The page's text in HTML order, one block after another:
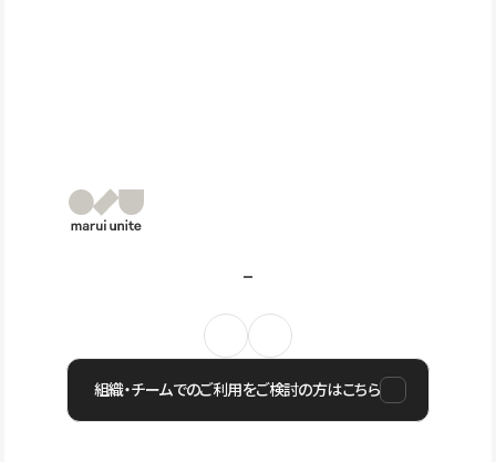
組織・チームでのご利用をご検討の方はこちら